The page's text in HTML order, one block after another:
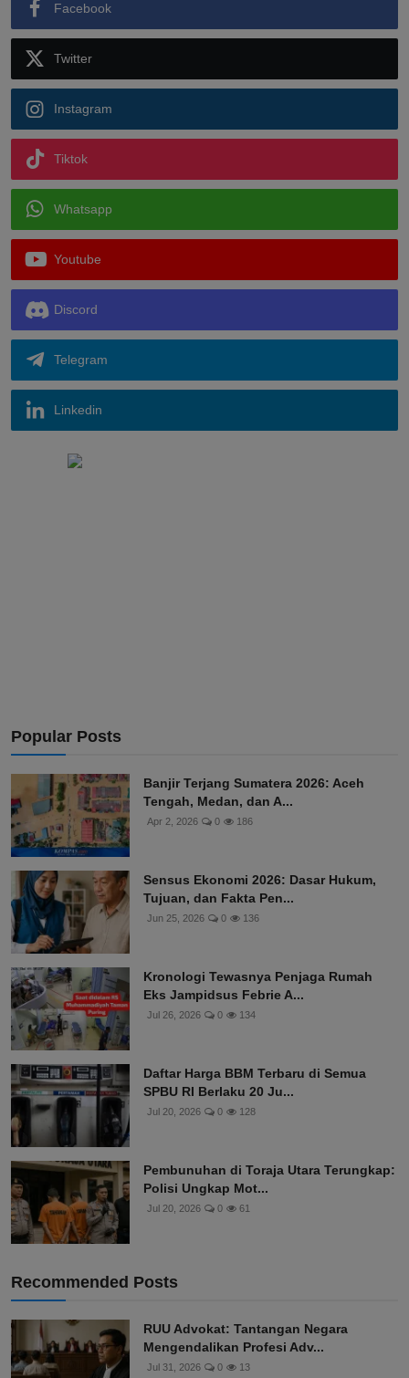
Facebook
Twitter
Instagram
Tiktok
Whatsapp
Youtube
Discord
Telegram
Linkedin
Popular Posts
Banjir Terjang Sumatera 2026: Aceh
Tengah, Medan, dan A...
Apr 2, 2026 0 186
Sensus Ekonomi 2026: Dasar Hukum,
Tujuan, dan Fakta Pen...
Jun 25, 2026 0 136
Kronologi Tewasnya Penjaga Rumah
Eks Jampidsus Febrie A...
Jul 26, 2026 0 134
Daftar Harga BBM Terbaru di Semua
SPBU RI Berlaku 20 Ju...
Jul 20, 2026 0 128
Pembunuhan di Toraja Utara Terungkap:
Polisi Ungkap Mot...
Jul 20, 2026 0 61
Recommended Posts
RUU Advokat: Tantangan Negara
Mengendalikan Profesi Adv...
Jul 31, 2026 0 13